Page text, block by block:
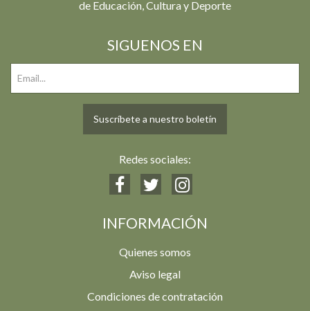
de Educación, Cultura y Deporte
SIGUENOS EN
Suscríbete a nuestro boletín
Redes sociales:
INFORMACIÓN
Quienes somos
Aviso legal
Condiciones de contratación